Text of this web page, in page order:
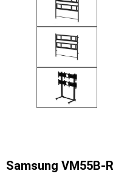
Samsung VM55B-R